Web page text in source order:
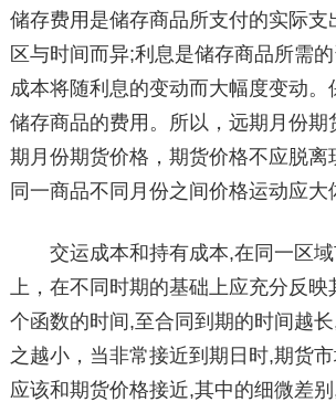
储存费用是储存商品所支付的实际支
区与时间而异;利息是储存商品所需
成本将随利息的变动而大幅度变动。
储存商品的费用。所以，远期月份期
期月份期货价格，期货价格不应脱离
同一商品不同月份之间价格运动应大
交运成本和持有成本,在同一区域
上，在不同时期的基础上应充分反映
个函数的时间,至合同到期的时间越
之越小，当非常接近到期日时,期货
应该和期货价格接近,其中的细微差别